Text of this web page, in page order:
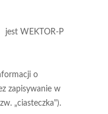
jest WEKTOR-P
o
zapisywanie w
„ciasteczka").